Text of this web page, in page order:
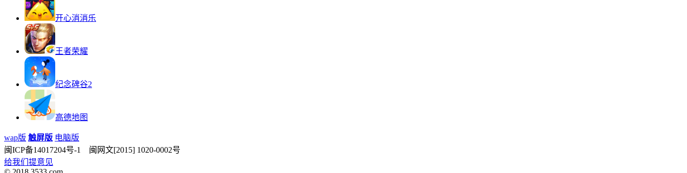
开心消消乐
王者荣耀
纪念碑谷2
高德地图
wap版 触屏版 电脑版
闽ICP备14017204号-1 闽网文[2015] 1020-0002号
给我们提意见